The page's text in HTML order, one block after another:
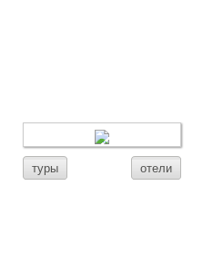
туры отели